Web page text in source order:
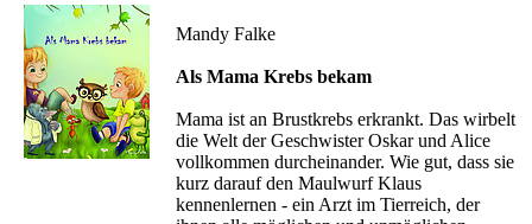
Mandy Falke
Als Mama Krebs bekam
Mama ist an Brustkrebs erkrankt. Das wirbelt
die Welt der Geschwister Oskar und Alice
vollkommen durcheinander. Wie gut, dass sie
kurz darauf den Maulwurf Klaus
kennenlernen - ein Arzt im Tierreich, der